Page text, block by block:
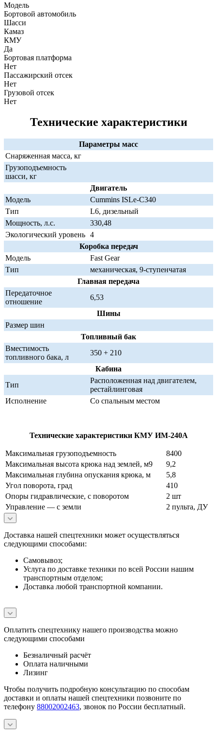
Модель
Бортовой автомобиль
Шасси
Камаз
КМУ
Да
Бортовая платформа
Нет
Пассажирский отсек
Нет
Грузовой отсек
Нет
Технические характеристики
Параметры масс
Снаряженная масса, кг
Грузоподъемность
шасси, кг
Двигатель
Модель
Cummins ISLe-C340
Тип
L6, дизельный
Мощность, л.с.
330,48
Экологический уровень 4
Коробка передач
Модель
Fast Gear
Тип
механическая, 9-ступенчатая
Главная передача
Передаточное
отношение
6,53
Шины
Размер шин
Топливный бак
Вместимость
топливного бака, л
350 + 210
Кабина
Тип
Расположенная над двигателем,
рестайлинговая
Исполнение
Со спальным местом
Технические характеристики КМУ ИМ-240А
Максимальная грузоподъемность
8400
Максимальная высота крюка над землей, м9
9,2
Максимальная глубина опускания крюка, м
5,8
Угол поворота, град
410
Опоры гидравлические, с поворотом
2 шт
Управление — с земли
2 пульта, ДУ
Доставка нашей спецтехники может осуществляться
следующими способами:
Самовывоз;
Услуга по доставке техники по всей России нашим
транспортным отделом;
Доставка любой транспортной компании.
Оплатить спецтехнику нашего производства можно
следующими способами
Безналичный расчёт
Оплата наличными
Лизинг
Чтобы получить подробную консультацию по способам
доставки и оплаты нашей спецтехники позвоните по
телефону 88002002463, звонок по России бесплатный.